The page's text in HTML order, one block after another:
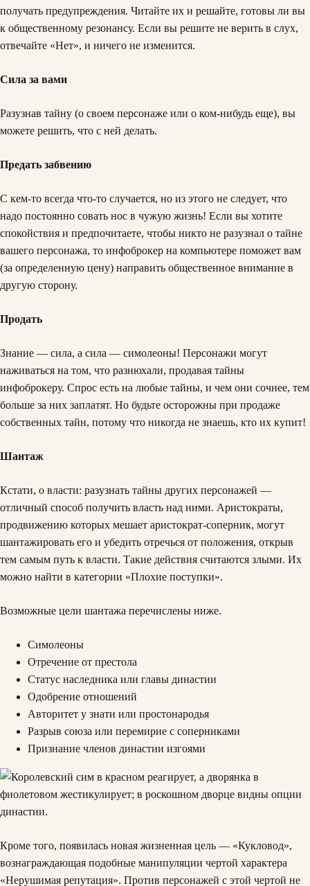
получать предупреждения. Читайте их и решайте, готовы ли вы
к общественному резонансу. Если вы решите не верить в слух,
отвечайте «Нет», и ничего не изменится.
Сила за вами
Разузнав тайну (о своем персонаже или о ком-нибудь еще), вы
можете решить, что с ней делать.
Предать забвению
С кем-то всегда что-то случается, но из этого не следует, что
надо постоянно совать нос в чужую жизнь! Если вы хотите
спокойствия и предпочитаете, чтобы никто не разузнал о тайне
вашего персонажа, то инфоброкер на компьютере поможет вам
(за определенную цену) направить общественное внимание в
другую сторону.
Продать
Знание — сила, а сила — симолеоны! Персонажи могут
наживаться на том, что разнюхали, продавая тайны
инфоброкеру. Спрос есть на любые тайны, и чем они сочнее, тем
больше за них заплатят. Но будьте осторожны при продаже
собственных тайн, потому что никогда не знаешь, кто их купит!
Шантаж
Кстати, о власти: разузнать тайны других персонажей —
отличный способ получить власть над ними. Аристократы,
продвижению которых мешает аристократ-соперник, могут
шантажировать его и убедить отречься от положения, открыв
тем самым путь к власти. Такие действия считаются злыми. Их
можно найти в категории «Плохие поступки».
Возможные цели шантажа перечислены ниже.
Симолеоны
Отречение от престола
Статус наследника или главы династии
Одобрение отношений
Авторитет у знати или простонародья
Разрыв союза или перемирие с соперниками
Признание членов династии изгоями
Кроме того, появилась новая жизненная цель — «Кукловод»,
вознаграждающая подобные манипуляции чертой характера
«Нерушимая репутация». Против персонажей с этой чертой не